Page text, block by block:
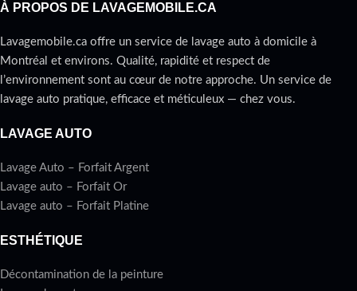
À PROPOS DE LAVAGEMOBILE.CA
Lavagemobile.ca offre un service de lavage auto à domicile à
Montréal et environs. Qualité, rapidité et respect de
l’environnement sont au cœur de notre approche. Un service de
lavage auto pratique, efficace et méticuleux — chez vous.
LAVAGE AUTO
Lavage Auto – Forfait Argent
Lavage auto – Forfait Or
Lavage auto – Forfait Platine
ESTHÉTIQUE
Décontamination de la peinture